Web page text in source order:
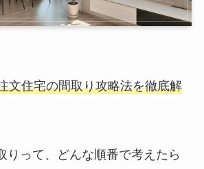
文住宅の間取り攻略法を徹底解
りって、どんな順番で考えたら